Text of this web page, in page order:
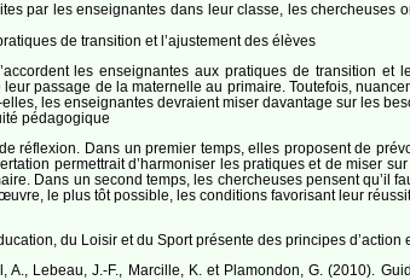
par les enseignantes dans leur classe, les chercheuses
de transition et l’ajustement des élèves
les enseignantes aux pratiques de transition
leur passage de la maternelle au primaire. Toutefois,
les enseignantes devraient miser davantage sur les
pédagogique
réflexion. Dans un premier temps, elles proposent de
permettrait d’harmoniser les pratiques et de miser
Dans un second temps, les chercheuses pensent qu’il
le plus tôt possible, les conditions favorisant leur
du Loisir et du Sport présente des principes
A., Lebeau, J.-F., Marcille, K. et Plamondon, G. (2010).